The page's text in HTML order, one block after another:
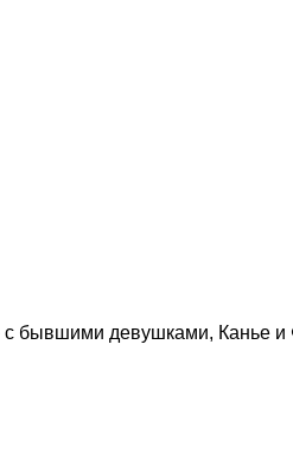
с бывшими девушками, Канье